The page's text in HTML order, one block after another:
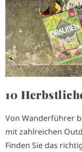
e
10
Von Wanderführer
mit zahlreichen
Finden Sie das